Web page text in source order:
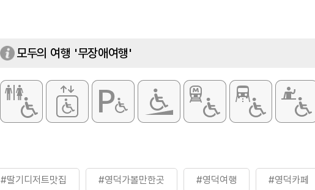
화장실
모두의 여행 '무장애여행'
#딸기디저트맛집 #영덕가볼만한곳 #영덕여행 #영덕카페